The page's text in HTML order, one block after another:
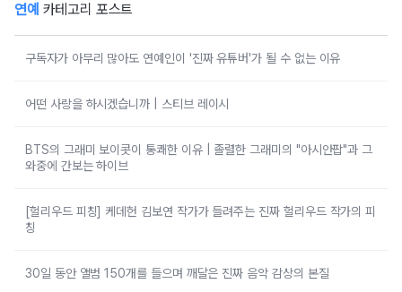
연예 카테고리 포스트
구독자가 아무리 많아도 연예인이 '진짜 유튜버'가 될 수 없는 이유
어떤 사랑을 하시겠습니까 | 스티브 레이시
BTS의 그래미 보이콧이 통쾌한 이유 | 졸렬한 그래미의 "아시안팝"과 그
와중에 간보는 하이브
[헐리우드 피칭] 케데헌 김보연 작가가 들려주는 진짜 헐리우드 작가의 피
칭
30일 동안 앨범 150개를 들으며 깨달은 진짜 음악 감상의 본질